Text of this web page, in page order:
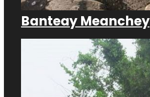
Banteay Meanchey